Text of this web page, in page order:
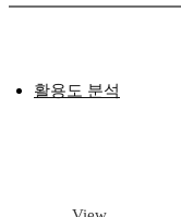
활용도 분석